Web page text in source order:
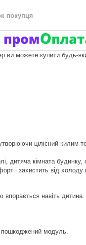
покупця
ви можете купити будь-
цілісний килим
дитяча кімната будинку,
і захистить від холоду
впорається навіть дитина.
пошкоджений модуль.